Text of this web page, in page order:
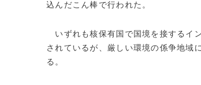
込んだこん棒で行われた。
いずれも核保有国で国境を接するイ
されているが、厳しい環境の係争地域
る。